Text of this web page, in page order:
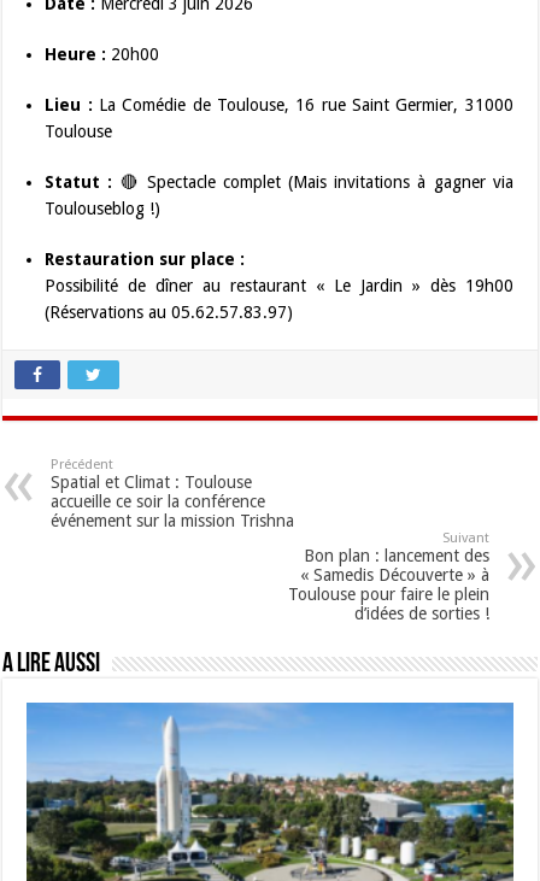
Heure : 20h00
Lieu : La Comédie de Toulouse, 16 rue Saint Germier, 31000
Toulouse
Statut : 🔴 Spectacle complet (Mais invitations à gagner via
Toulouseblog !)
Restauration sur place :
Possibilité de dîner au restaurant « Le Jardin » dès 19h00
(Réservations au 05.62.57.83.97)
Précédent
Spatial et Climat : Toulouse
accueille ce soir la conférence
événement sur la mission Trishna
Suivant
Bon plan : lancement des
« Samedis Découverte » à
Toulouse pour faire le plein
d’idées de sorties !
A lire aussi